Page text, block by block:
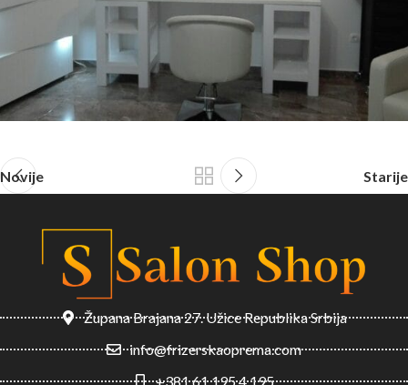
Novije Starije
Župana Brajana 27. Užice Republika Srbija
info@frizerskaoprema.com
+381 61 195 4 195